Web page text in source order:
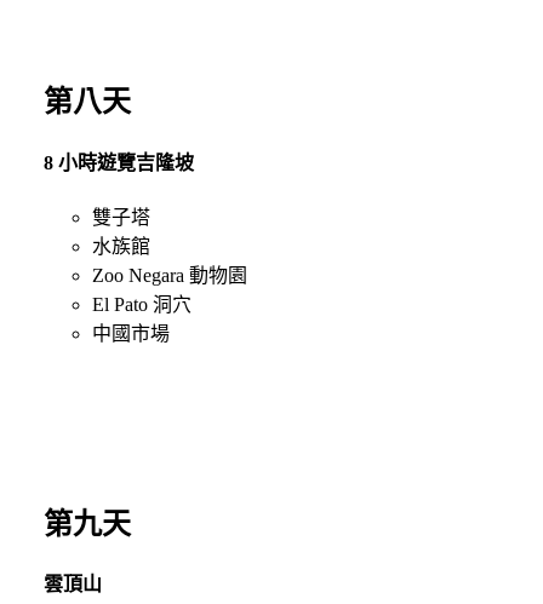
第八天
8 小時遊覽吉隆坡
雙子塔
水族館
Zoo Negara 動物園
El Pato 洞穴
中國市場
第九天
雲頂山